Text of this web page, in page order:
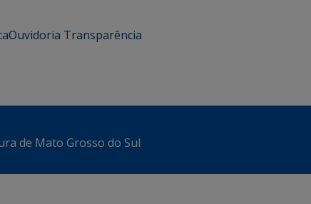
Ouvidoria Transparência
de Mato Grosso do Sul